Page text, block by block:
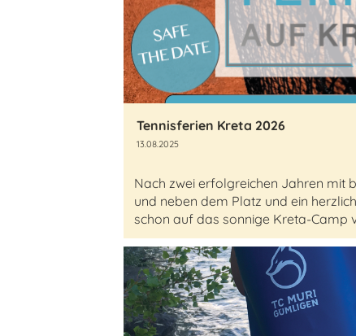
Tennisferien Kreta 2026
13.08.2025
Nach zwei erfolgreichen Jahren mit
und neben dem Platz und ein
schon auf das sonnige Kreta-Camp